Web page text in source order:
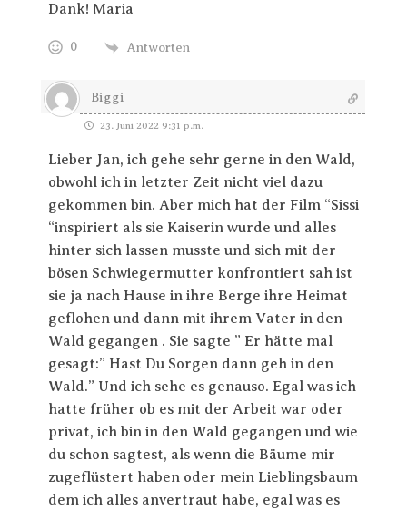
Dank! Maria
0 Antworten
Biggi
23. Juni 2022 9:31 p.m.
Lieber Jan, ich gehe sehr gerne in den Wald,
obwohl ich in letzter Zeit nicht viel dazu
gekommen bin. Aber mich hat der Film “Sissi
“inspiriert als sie Kaiserin wurde und alles
hinter sich lassen musste und sich mit der
bösen Schwiegermutter konfrontiert sah ist
sie ja nach Hause in ihre Berge ihre Heimat
geflohen und dann mit ihrem Vater in den
Wald gegangen . Sie sagte ” Er hätte mal
gesagt:” Hast Du Sorgen dann geh in den
Wald.” Und ich sehe es genauso. Egal was ich
hatte früher ob es mit der Arbeit war oder
privat, ich bin in den Wald gegangen und wie
du schon sagtest, als wenn die Bäume mir
zugeflüstert haben oder mein Lieblingsbaum
dem ich alles anvertraut habe, egal was es